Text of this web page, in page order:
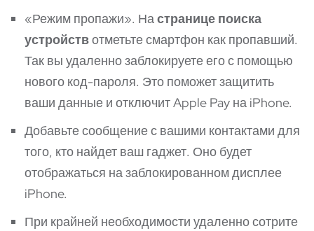
«Режим пропажи». Настранице поиска
устройствотметьте смартфон как пропавший.
Так вы удаленно заблокируете его с помощью
нового код-пароля. Это поможет защитить
ваши данные и отключит Apple Pay на iPhone.
Добавьте сообщение с вашими контактами для
того, кто найдет ваш гаджет. Оно будет
отображаться на заблокированном дисплее
iPhone.
При крайней необходимости удаленно сотрите